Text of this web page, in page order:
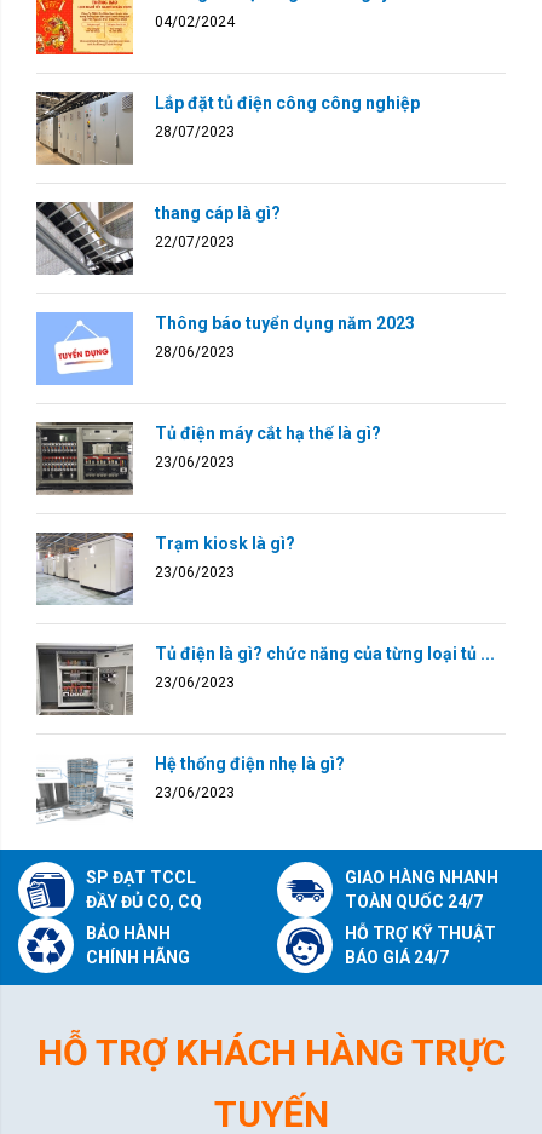
04/02/2024
Lắp đặt tủ điện công công nghiệp
28/07/2023
thang cáp là gì?
22/07/2023
Thông báo tuyển dụng năm 2023
28/06/2023
Tủ điện máy cắt hạ thế là gì?
23/06/2023
Trạm kiosk là gì?
23/06/2023
Tủ điện là gì? chức năng của từng loại tủ ...
23/06/2023
Hệ thống điện nhẹ là gì?
23/06/2023
SP ĐẠT TCCL
ĐẦY ĐỦ CO, CQ
GIAO HÀNG NHANH
TOÀN QUỐC 24/7
BẢO HÀNH
CHÍNH HÃNG
HỖ TRỢ KỸ THUẬT
BÁO GIÁ 24/7
HỖ TRỢ KHÁCH HÀNG TRỰC
TUYẾN